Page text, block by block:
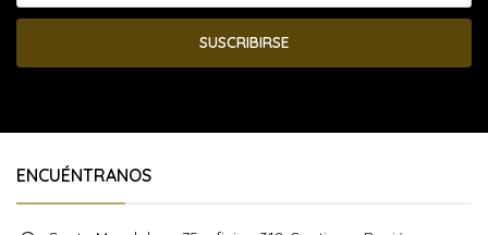
SUSCRIBIRSE
ENCUÉNTRANOS